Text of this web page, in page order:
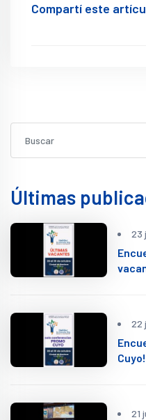
Compartí este
Últimas
23
22
Cuyo!
21